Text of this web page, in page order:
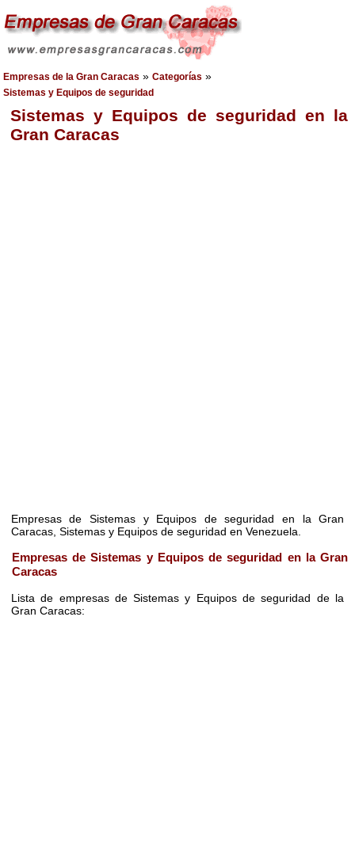
Empresas de la Gran Caracas » Categorías »
Sistemas y Equipos de seguridad
Sistemas y Equipos de seguridad en la
Gran Caracas
Empresas de Sistemas y Equipos de seguridad en la Gran
Caracas, Sistemas y Equipos de seguridad en Venezuela.
Empresas de Sistemas y Equipos de seguridad en la Gran
Caracas
Lista de empresas de Sistemas y Equipos de seguridad de la
Gran Caracas: